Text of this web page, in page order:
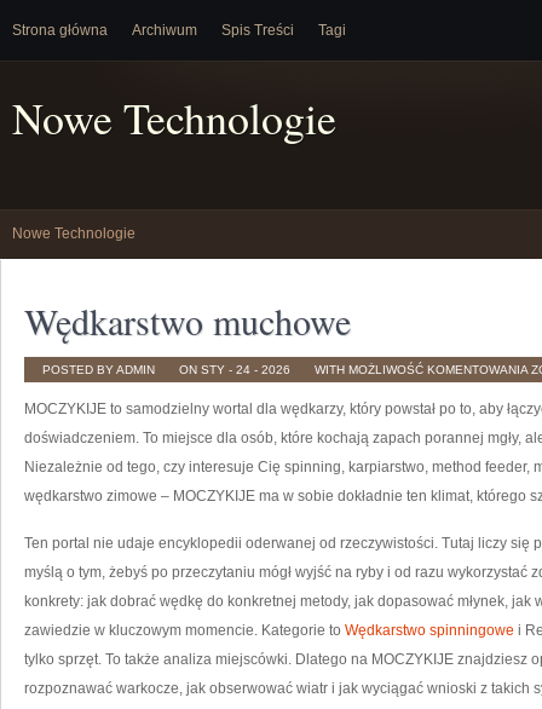
Strona główna Archiwum Spis Treści Tagi
Nowe Technologie
Nowe Technologie
Wędkarstwo muchowe
POSTED BY ADMIN ON STY - 24 - 2026 WITH MOŻLIWOŚĆ KOMENTOWANIA
MOCZYKIJE to samodzielny wortal dla wędkarzy, który powstał po to, aby
doświadczeniem. To miejsce dla osób, które kochają zapach porannej mgły,
Niezależnie od tego, czy interesuje Cię spinning, karpiarstwo, method feeder,
wędkarstwo zimowe – MOCZYKIJE ma w sobie dokładnie ten klimat, którego
Ten portal nie udaje encyklopedii oderwanej od rzeczywistości. Tutaj liczy się
myślą o tym, żebyś po przeczytaniu mógł wyjść na ryby i od razu wykorzystać
konkrety: jak dobrać wędkę do konkretnej metody, jak dopasować młynek, jak
zawiedzie w kluczowym momencie. Kategorie to Wędkarstwo spinningowe i
tylko sprzęt. To także analiza miejscówki. Dlatego na MOCZYKIJE znajdziesz
rozpoznawać warkocze, jak obserwować wiatr i jak wyciągać wnioski z takich